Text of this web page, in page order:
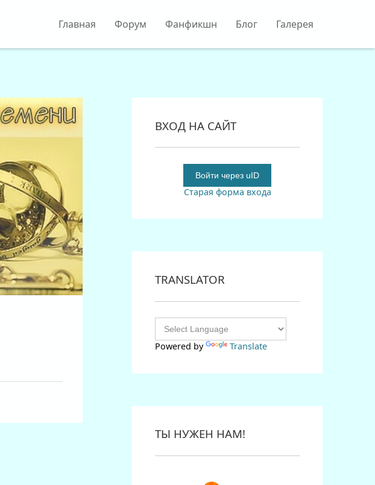
Главная Форум Фанфикшн Блог Галерея
ВХОД НА САЙТ
Войти через uID
Старая форма входа
TRANSLATOR
Powered by Translate
ТЫ НУЖЕН НАМ!